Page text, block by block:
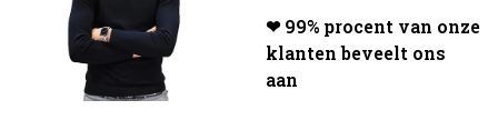
❤ 99% procent van onze
klanten beveelt ons
aan